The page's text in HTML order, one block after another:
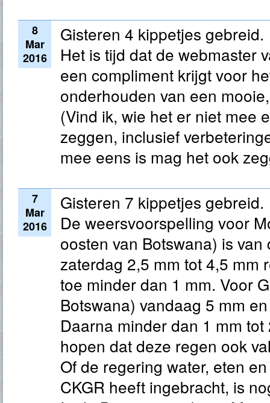
8
Mar
2016
Gisteren 4 kippetjes gebreid.
Het is tijd dat de webmaster
een compliment krijgt voor
onderhouden van een
(Vind ik, wie het er niet mee
zeggen, inclusief
mee eens is mag het ook
7
Mar
2016
Gisteren 7 kippetjes gebreid.
De weersvoorspelling voor
oosten van Botswana) is van
zaterdag 2,5 mm tot 4,5 mm
toe minder dan 1 mm. Voor
Botswana) vandaag 5 mm
Daarna minder dan 1 mm tot
hopen dat deze regen ook
Of de regering water, eten
CKGR heeft ingebracht, is